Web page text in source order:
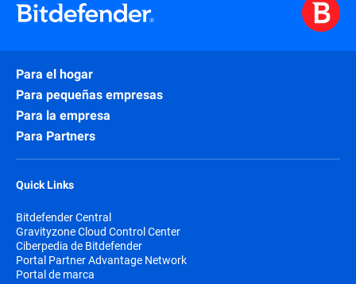
Para el hogar
Para pequeñas empresas
Para la empresa
Para Partners
Quick Links
Bitdefender Central
Gravityzone Cloud Control Center
Ciberpedia de Bitdefender
Portal Partner Advantage Network
Portal de marca